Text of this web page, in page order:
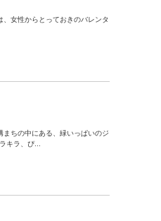
女性からとっておきのバレンタ
ちの中にある、緑いっぱいのジ
キラ、ぴ...